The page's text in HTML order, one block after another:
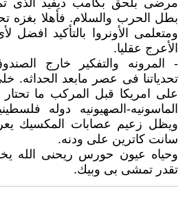
مرضى بلحق بكامب ديفيد الذى
بطل الحرب والسلام. فأهلا بغزه
ومتعلمى الأونروا بالتأكيد
الأعرج عقليا.
- المرونه والتفكير خارج
تحدياتنا فى عصر مابعد الحداثه.
على امريكا قبل المركب ما
الماسونيه-الصهيونيه دوله
ويظل زعيم عصابات المكسيك
سانت كاترين على ودنه.
وحياه عيون حورس ريحنى الله
تقدر تمشى بى وبيك.